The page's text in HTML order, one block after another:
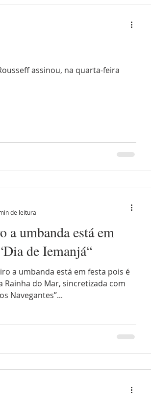
assinou, na quarta-feira
a umbanda está em
de Iemanjá“
a umbanda está em festa pois é
Rainha do Mar, sincretizada com
Navegantes”...
de leitura